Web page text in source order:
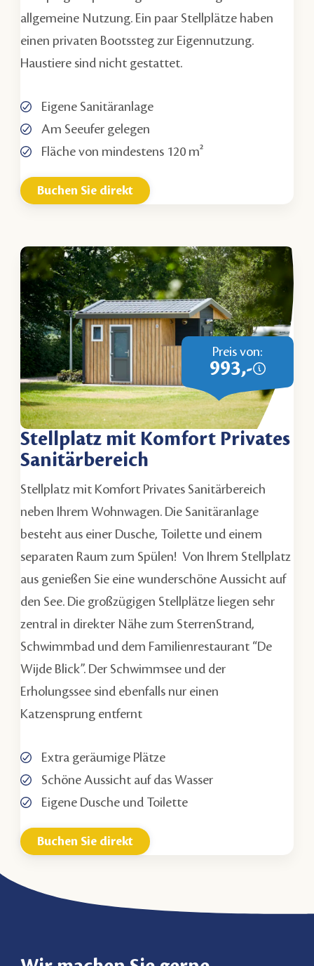
allgemeine Nutzung. Ein paar Stellplätze haben
einen privaten Bootssteg zur Eigennutzung.
Haustiere sind nicht gestattet.
Eigene Sanitäranlage
Am Seeufer gelegen
Fläche von mindestens 120 m²
Buchen Sie direkt
Preis von:
993,-
Stellplatz mit Komfort Privates
Sanitärbereich
Stellplatz mit Komfort Privates Sanitärbereich
neben Ihrem Wohnwagen. Die Sanitäranlage
besteht aus einer Dusche, Toilette und einem
separaten Raum zum Spülen! Von Ihrem Stellplatz
aus genießen Sie eine wunderschöne Aussicht auf
den See. Die großzügigen Stellplätze liegen sehr
zentral in direkter Nähe zum SterrenStrand,
Schwimmbad und dem Familienrestaurant “De
Wijde Blick”. Der Schwimmsee und der
Erholungssee sind ebenfalls nur einen
Katzensprung entfernt
Extra geräumige Plätze
Schöne Aussicht auf das Wasser
Eigene Dusche und Toilette
Buchen Sie direkt